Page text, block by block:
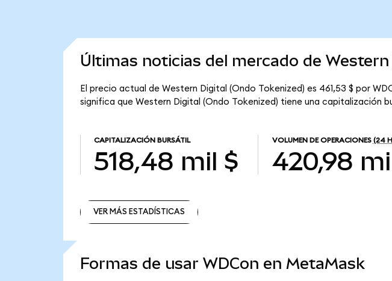
Últimas noticias del mercado de
El precio actual de Western Digital (Ondo Tokenized) es 461,53 $ por
significa que Western Digital (Ondo Tokenized) tiene una capitalización
CAPITALIZACIÓN BURSÁTIL
518,48 mil $
VOLUMEN DE OPERACIONES (24
420,98
VER MÁS ESTADÍSTICAS
Formas de usar WDCon en MetaMask